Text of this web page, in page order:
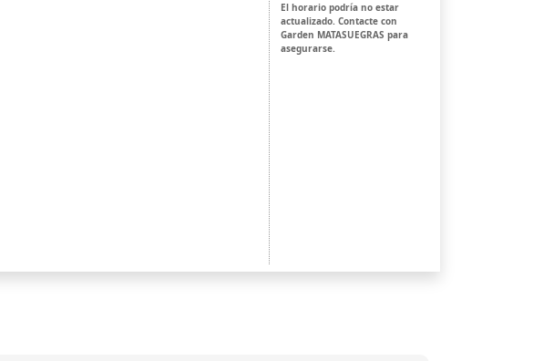
El horario podría no estar
actualizado. Contacte con
Garden MATASUEGRAS para
asegurarse.